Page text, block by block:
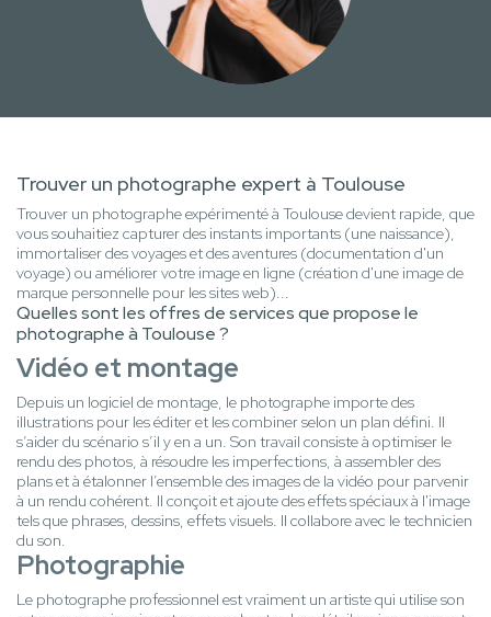
Trouver un photographe expert à Toulouse
Trouver un photographe expérimenté à Toulouse devient rapide, que
vous souhaitiez capturer des instants importants (une naissance),
immortaliser des voyages et des aventures (documentation d'un
voyage) ou améliorer votre image en ligne (création d'une image de
marque personnelle pour les sites web)...
Quelles sont les offres de services que propose le
photographe à Toulouse ?
Vidéo et montage
Depuis un logiciel de montage, le photographe importe des
illustrations pour les éditer et les combiner selon un plan défini. Il
s’aider du scénario s’il y en a un. Son travail consiste à optimiser le
rendu des photos, à résoudre les imperfections, à assembler des
plans et à étalonner l’ensemble des images de la vidéo pour parvenir
à un rendu cohérent. Il conçoit et ajoute des effets spéciaux à l'image
tels que phrases, dessins, effets visuels. Il collabore avec le technicien
du son.
Photographie
Le photographe professionnel est vraiment un artiste qui utilise son